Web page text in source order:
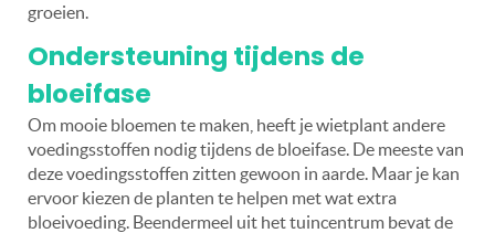
groeien.
Ondersteuning tijdens de
bloeifase
Om mooie bloemen te maken, heeft je wietplant andere
voedingsstoffen nodig tijdens de bloeifase. De meeste van
deze voedingsstoffen zitten gewoon in aarde. Maar je kan
ervoor kiezen de planten te helpen met wat extra
bloeivoeding. Beendermeel uit het tuincentrum bevat de